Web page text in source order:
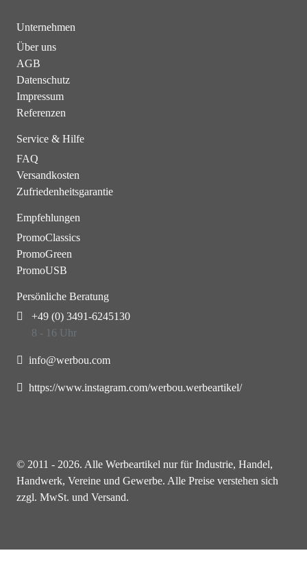
Unternehmen
Über uns
AGB
Datenschutz
Impressum
Referenzen
Service & Hilfe
FAQ
Versandkosten
Zufriedenheitsgarantie
Empfehlungen
PromoClassics
PromoGreen
PromoUSB
Persönliche Beratung
+49 (0) 3491-6245130
8 - 16 Uhr
info@werbou.com
https://www.instagram.com/werbou.werbeartikel/
© 2011 - 2026. Alle Werbeartikel nur für Industrie, Handel,
Handwerk, Vereine und Gewerbe. Alle Preise verstehen sich
zzgl. MwSt. und Versand.